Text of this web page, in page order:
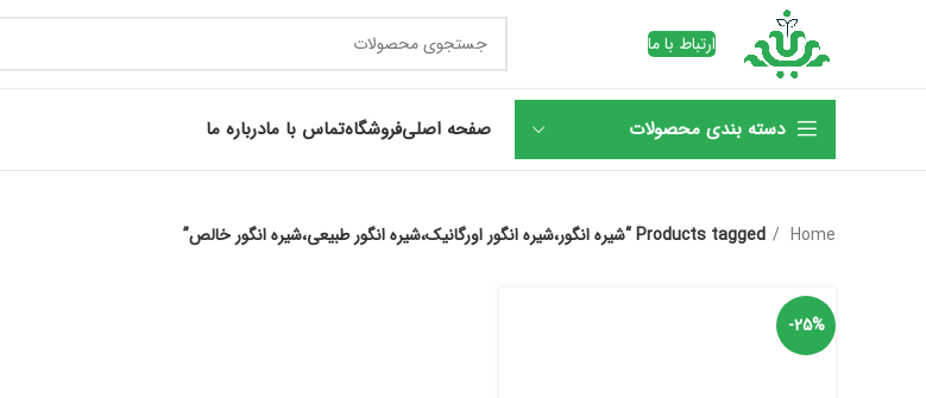
ارتباط با ما
دسته بندی محصولات صفحه اصلیفروشگاهتماس با مادرباره ما
Home Products tagged “شیره انگور،شیره انگور اورگانیک،شیره انگور طبیعی،شیره انگور خالص”
-25%